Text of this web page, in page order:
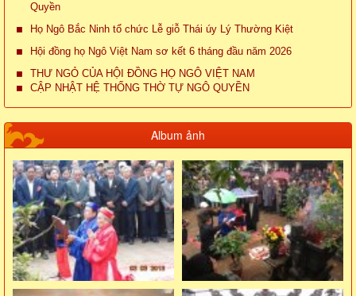
Quyền
Họ Ngô Bắc Ninh tổ chức Lễ giỗ Thái úy Lý Thường Kiệt
Hội đồng họ Ngô Việt Nam sơ kết 6 tháng đầu năm 2026
THƯ NGỎ CỦA HỘI ĐỒNG HỌ NGÔ VIỆT NAM
CẬP NHẬT HỆ THỐNG THỜ TỰ NGÔ QUYỀN
Album ảnh